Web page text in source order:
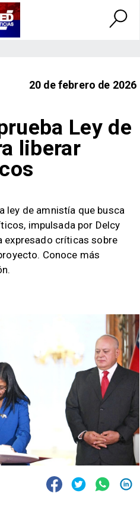
20 de febrero de 2026
Ley de
liberar
ley de amnistía que busca
impulsada por Delcy
expresado críticas sobre
Conoce más